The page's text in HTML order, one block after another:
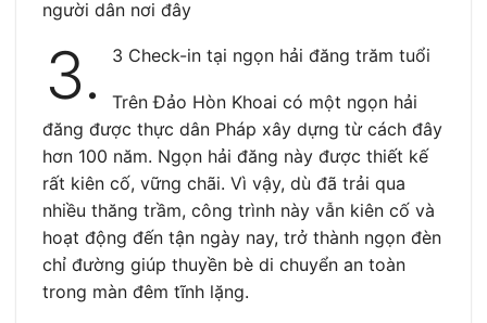
người dân nơi đây
3. 3 Check-in tại ngọn hải đăng trăm tuổi
Trên Đảo Hòn Khoai có một ngọn hải
đăng được thực dân Pháp xây dựng từ cách đây
hơn 100 năm. Ngọn hải đăng này được thiết kế
rất kiên cố, vững chãi. Vì vậy, dù đã trải qua
nhiều thăng trầm, công trình này vẫn kiên cố và
hoạt động đến tận ngày nay, trở thành ngọn đèn
chỉ đường giúp thuyền bè di chuyển an toàn
trong màn đêm tĩnh lặng.